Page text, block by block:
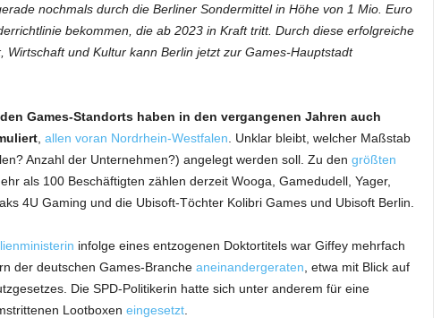
nochmals durch die Berliner Sondermittel in Höhe von 1 Mio. Euro
bekommen, die ab 2023 in Kraft tritt. Durch diese erfolgreiche
Wirtschaft und Kultur kann Berlin jetzt zur Games-Hauptstadt
Games-Standorts haben in den vergangenen Jahren auch
, allen voran Nordrhein-Westfalen . Unklar bleibt, welcher Maßstab
Anzahl der Unternehmen?) angelegt werden soll. Zu den größten
als 100 Beschäftigten zählen derzeit Wooga, Gamedudell, Yager,
4U Gaming und die Ubisoft-Töchter Kolibri Games und Ubisoft Berlin.
infolge eines entzogenen Doktortitels war Giffey mehrfach
der deutschen Games-Branche aneinandergeraten , etwa mit Blick auf
Die SPD-Politikerin hatte sich unter anderem für eine
Lootboxen eingesetzt.